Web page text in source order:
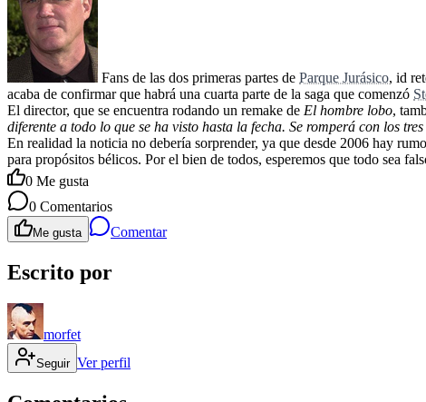
Fans de las dos primeras partes de Parque Jurásico, id
acaba de confirmar que habrá una cuarta parte de la saga que comenzó
El director, que se encuentra rodando un remake de El hombre lobo,
diferente a todo lo que se ha visto hasta la fecha. Se romperá con los
En realidad la noticia no debería sorprender, ya que desde 2006 hay
para propósitos bélicos. Por el bien de todos, esperemos que todo sea
0 Me gusta
0 Comentarios
Me gusta Comentar
Escrito por
morfet
Seguir Ver perfil